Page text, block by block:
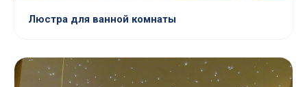
Люстра для ванной комнаты